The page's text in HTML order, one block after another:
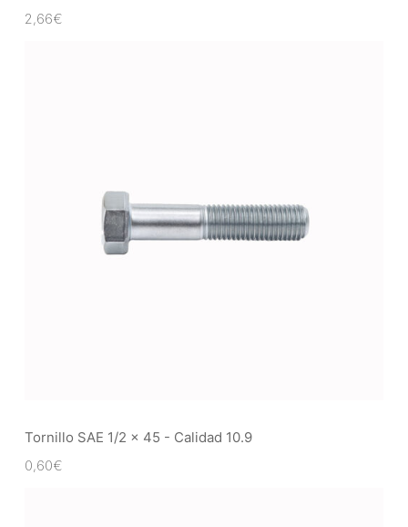
2,66€
Tornillo SAE 1/2 x 45 - Calidad 10.9
0,60€